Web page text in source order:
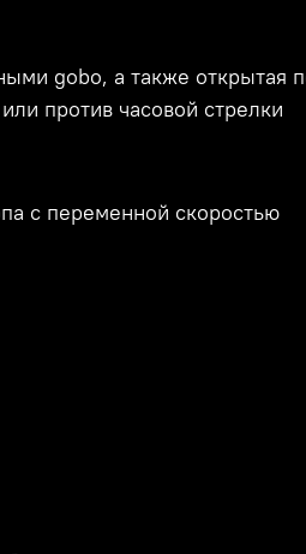
gobo, а также открытая
против часовой стрелки
с переменной скоростью